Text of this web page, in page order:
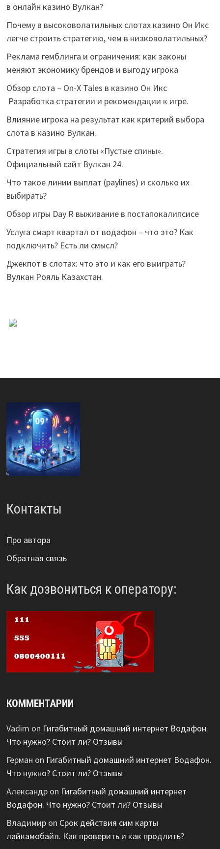
в онлайн казино Вулкан?
Почему в высоковолатильных слотах казино Он Икс
легче строить стратегию, чем в низковолатильных?
Реклама гемблинга и ограничения: как законы
меняют экономику брендов и выгоду игрока
Обзор слота – On-X Tales в казино Он Икс
Разработка стратегии и рекомендации к игре.
Влияние игрока на результат как критерий выбора
слота в казино Вулкан.
Стратегия игры в слоты «Пустые спины».
Официальный сайт Вулкан 24.
Что такое линии выплат (paylines) и сколько их
выбирать?
Обзор игры Day R выживание в постапокалипсисе
Услуга смарт квартал от водафон – что это? Как
подключить? Есть ли смысл?
Джекпот в слотах: что это и как его выиграть?
Вулкан Рояль Казахстан.
Контакты
Про автора
Обратная связь
Как дозвониться к оператору:
КОММЕНТАРИИ
Vadim on Гигабитный домашний интернет Водафон.
Что нужно? Стоит ли? Отзывы
Герман on Гигабитный домашний интернет Водафон.
Что нужно? Стоит ли? Отзывы
Александрon Гигабитный домашний интернет
Водафон. Что нужно? Стоит ли? Отзывы
Владимирon Срок действия сим карты
лайкамобайл. Как проверить и как продлить?